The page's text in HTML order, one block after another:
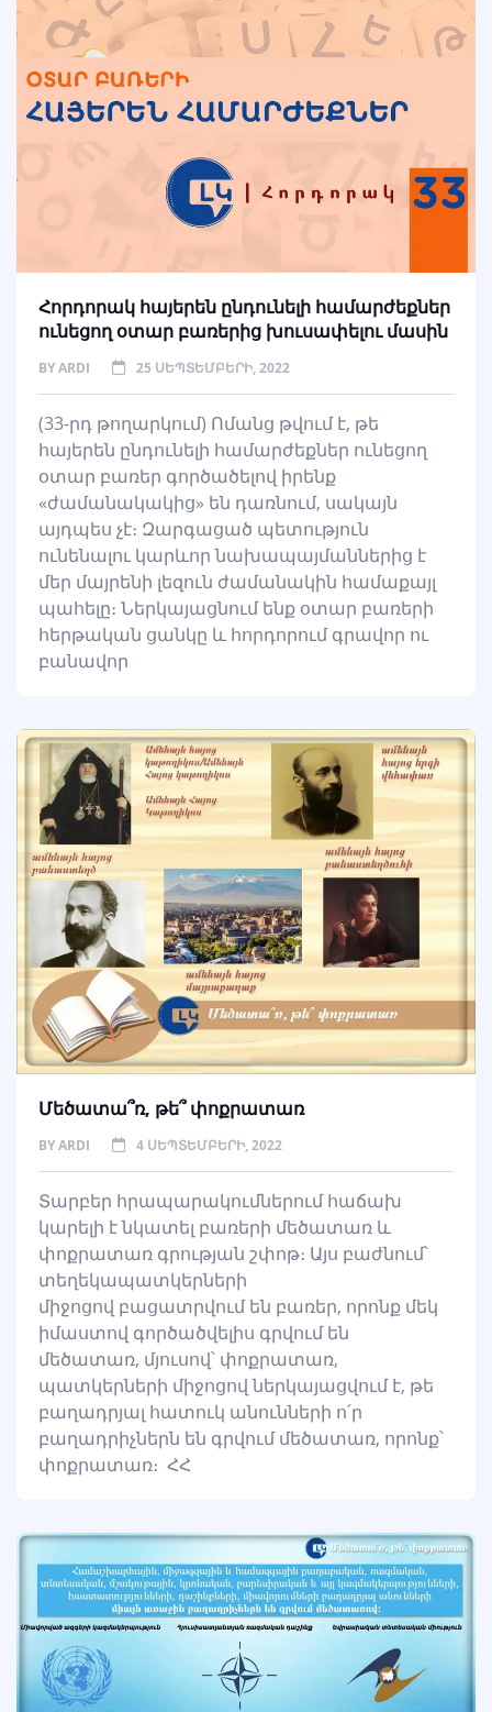
Հորդորակ հայերեն ընդունելի համարժեքներ
ունեցող օտար բառերից խուսափելու մասին
BYARDI 25 ՍԵՊՏԵՄԲԵՐԻ, 2022
(33-րդ թողարկում) Ոմանց թվում է, թե
հայերեն ընդունելի համարժեքներ ունեցող
օտար բառեր գործածելով իրենք
«ժամանակակից» են դառնում, սակայն
այդպես չէ։ Զարգացած պետություն
ունենալու կարևոր նախապայմաններից է
մեր մայրենի լեզուն ժամանակին համաքայլ
պահելը։ Ներկայացնում ենք օտար բառերի
հերթական ցանկը և հորդորում գրավոր ու
բանավոր
Մեծատա՞ռ, թե՞ փոքրատառ
BYARDI 4 ՍԵՊՏԵՄԲԵՐԻ, 2022
Տարբեր հրապարակումներում հաճախ
կարելի է նկատել բառերի մեծատառ և
փոքրատառ գրության շփոթ։ Այս բաժնում՝
տեղեկապատկերների
միջոցով բացատրվում են բառեր, որոնք մեկ
իմաստով գործածվելիս գրվում են
մեծատառ, մյուսով՝ փոքրատառ,
պատկերների միջոցով ներկայացվում է, թե
բաղադրյալ հատուկ անունների ո՛ր
բաղադրիչներն են գրվում մեծատառ, որոնք՝
փոքրատառ։ ՀՀ